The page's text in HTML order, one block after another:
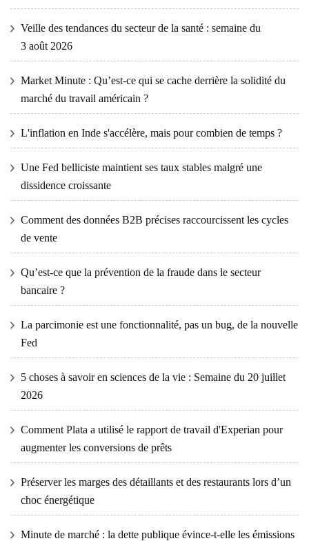
Veille des tendances du secteur de la santé : semaine du
3 août 2026
Market Minute : Qu’est-ce qui se cache derrière la solidité du
marché du travail américain ?
L'inflation en Inde s'accélère, mais pour combien de temps ?
Une Fed belliciste maintient ses taux stables malgré une
dissidence croissante
Comment des données B2B précises raccourcissent les cycles
de vente
Qu’est-ce que la prévention de la fraude dans le secteur
bancaire ?
La parcimonie est une fonctionnalité, pas un bug, de la nouvelle
Fed
5 choses à savoir en sciences de la vie : Semaine du 20 juillet
2026
Comment Plata a utilisé le rapport de travail d'Experian pour
augmenter les conversions de prêts
Préserver les marges des détaillants et des restaurants lors d’un
choc énergétique
Minute de marché : la dette publique évince-t-elle les émissions